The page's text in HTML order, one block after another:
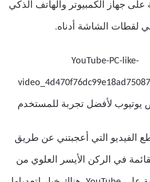
على جهاز الكمبيوتر والهاتف الذكي
لقطات الشاشة أدناه.
الفيديو التي أعجبتني عن طريق
في الركن الأيسر العلوي من